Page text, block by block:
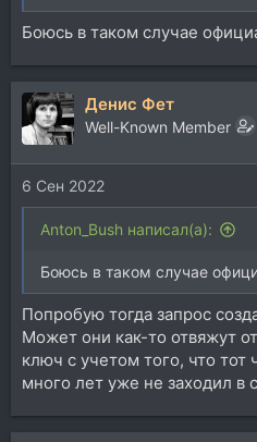
Боюсь в таком случае
Денис Фет
Well-Known Member
6 Сен 2022
Anton_Bush написал(а):
Боюсь в таком случае
Попробую тогда запрос
Может они как-то отвяжут
ключ с учетом того, что тот
много лет уже не заходил в